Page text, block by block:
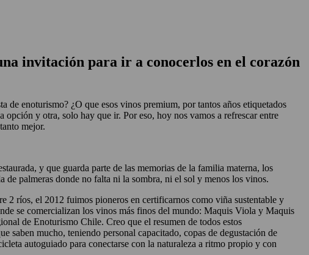
invitación para ir a conocerlos en el corazón
de enoturismo? ¿O que esos vinos premium, por tantos años etiquetados
y otra, solo hay que ir. Por eso, hoy nos vamos a refrescar entre
mejor.
y que guarda parte de las memorias de la familia materna, los
de palmeras donde no falta ni la sombra, ni el sol y menos los vinos.
2 ríos, el 2012 fuimos pioneros en certificarnos como viña sustentable y
se comercializan los vinos más finos del mundo: Maquis Viola y Maquis
de Enoturismo Chile. Creo que el resumen de todos estos
saben mucho, teniendo personal capacitado, copas de degustación de
autoguiado para conectarse con la naturaleza a ritmo propio y con